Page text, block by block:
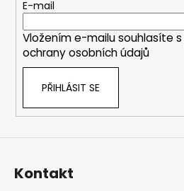
E-mail
Vložením e-mailu souhlasíte s
ochrany osobních údajů
PŘIHLÁSIT SE
Kontakt